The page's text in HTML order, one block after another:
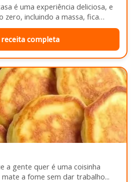
é uma experiência deliciosa, e
incluindo a massa, fica
completa
a gente quer é uma coisinha
a fome sem dar trabalho...